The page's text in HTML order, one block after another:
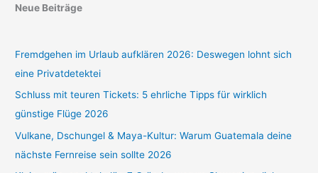
Neue Beiträge
Fremdgehen im Urlaub aufklären 2026: Deswegen lohnt sich
eine Privatdetektei
Schluss mit teuren Tickets: 5 ehrliche Tipps für wirklich
günstige Flüge 2026
Vulkane, Dschungel & Maya-Kultur: Warum Guatemala deine
nächste Fernreise sein sollte 2026